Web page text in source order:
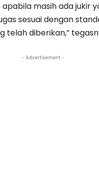
masih ada jukir
sesuai dengan
telah diberikan,”
- Advertisement -